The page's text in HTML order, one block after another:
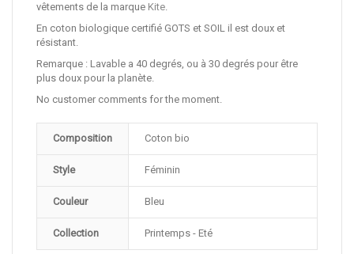
vêtements de la marque Kite.
En coton biologique certifié GOTS et SOIL il est doux et
résistant.
Remarque : Lavable a 40 degrés, ou à 30 degrés pour être
plus doux pour la planète.
No customer comments for the moment.
Composition Coton bio
Style Féminin
Couleur Bleu
Collection Printemps - Eté